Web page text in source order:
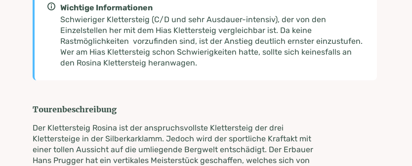
Wichtige Informationen
Schwieriger Klettersteig (C/D und sehr Ausdauer-intensiv), der von den
Einzelstellen her mit dem Hias Klettersteig vergleichbar ist. Da keine
Rastmöglichkeiten vorzufinden sind, ist der Anstieg deutlich ernster einzustufen.
Wer am Hias Klettersteig schon Schwierigkeiten hatte, sollte sich keinesfalls an
den Rosina Klettersteig heranwagen.
Tourenbeschreibung
Der Klettersteig Rosina ist der anspruchsvollste Klettersteig der drei
Klettersteige in der Silberkarklamm. Jedoch wird der sportliche Kraftakt mit
einer tollen Aussicht auf die umliegende Bergwelt entschädigt. Der Erbauer
Hans Prugger hat ein vertikales Meisterstück geschaffen, welches sich von